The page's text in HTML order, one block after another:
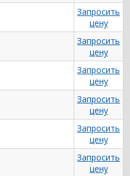
Запросить
цену
Запросить
цену
Запросить
цену
Запросить
цену
Запросить
цену
Запросить
цену